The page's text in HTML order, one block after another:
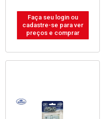
Faça seu login ou
cadastre-se para ver
preços e comprar